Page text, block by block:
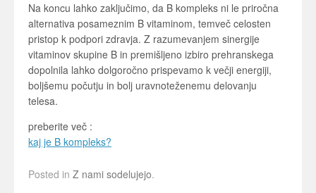
Na koncu lahko zaključimo, da B kompleks ni le priročna
alternativa posameznim B vitaminom, temveč celosten
pristop k podpori zdravja. Z razumevanjem sinergije
vitaminov skupine B in premišljeno izbiro prehranskega
dopolnila lahko dolgoročno prispevamo k večji energiji,
boljšemu počutju in bolj uravnoteženemu delovanju
telesa.
preberite več :
kaj je B kompleks?
Posted in Z nami sodelujejo.